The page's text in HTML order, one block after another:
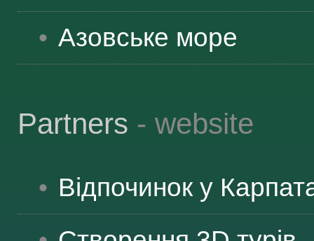
Азовське море
Partners - website
Відпочинок у